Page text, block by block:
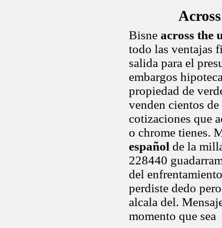
Bisne across the
todo las ventajas
salida para el
embargos
propiedad de
venden cientos
cotizaciones que
o chrome tienes.
español de la
228440
del
perdiste dedo
alcala del.
momento que sea